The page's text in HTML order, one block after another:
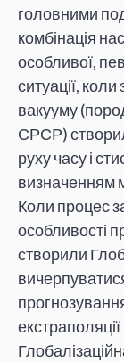
головними
комбінація
особливої,
ситуації,
вакууму
СРСР)
руху часу і
визначенням
Коли процес
особливості
створили